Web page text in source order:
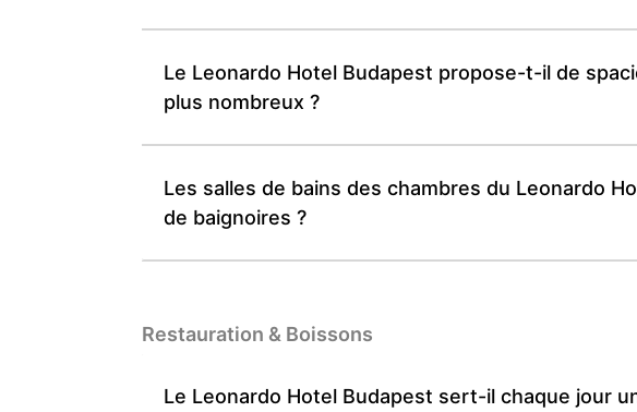
Le Leonardo Hotel Budapest propose-t-il de
plus nombreux ?
Les salles de bains des chambres du Leonardo
de baignoires ?
Restauration & Boissons
Le Leonardo Hotel Budapest sert-il chaque jour